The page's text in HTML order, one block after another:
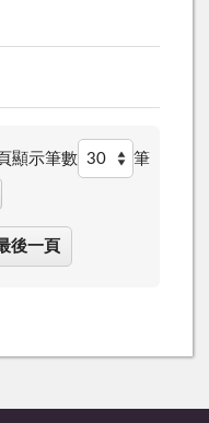
顯示筆數 筆
後一頁